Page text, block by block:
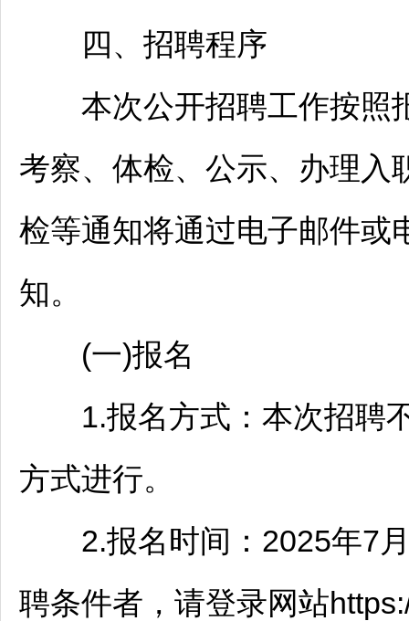
四、 招聘程序
本次公开招聘工作按照
考察、体检、公示、办理入
检等通知将通过电子邮件或
知。
(一)报名
1.报名方式：本次招聘
方式进行。
2.报名时间：2025年7月
聘条件者，请登录网站